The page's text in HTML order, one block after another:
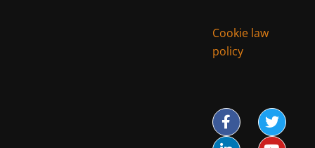
Cookie law
policy